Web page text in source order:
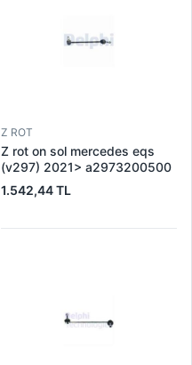
Z ROT
Z rot on sol mercedes eqs
(v297) 2021> a2973200500
1.542,44 TL